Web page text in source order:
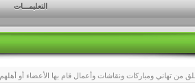
التعليمـــات
من تهاني ومباركات ونقاشات وأعمال قام بها الأعضاء أو أهلهم